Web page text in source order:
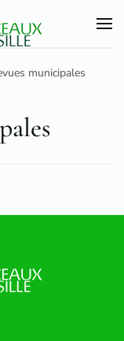
municipales